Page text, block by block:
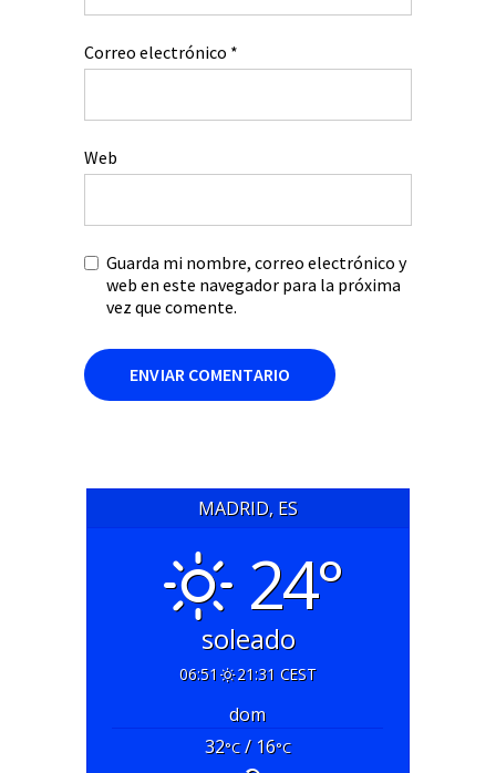
Correo electrónico *
Web
Guarda mi nombre, correo electrónico y
web en este navegador para la próxima
vez que comente.
MADRID, ES
24°
soleado
06:51 21:31 CEST
dom
32°C/ 16°C